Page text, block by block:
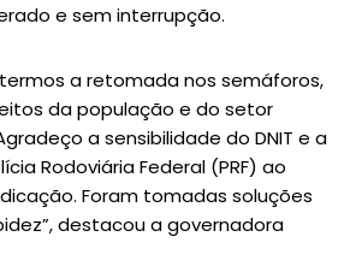
e sem interrupção.
a retomada nos semáforos,
da população e do setor
a sensibilidade do DNIT e a
Rodoviária Federal (PRF) ao
Foram tomadas soluções
destacou a governadora